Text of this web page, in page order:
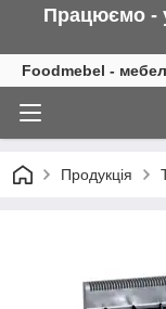
Працюємо -
Foodmebel -
Продукція